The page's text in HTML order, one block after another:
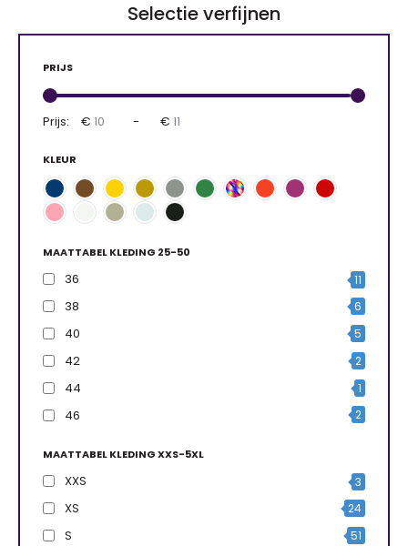
Selectie verfijnen
PRIJS
Prijs: € - €
KLEUR
MAATTABEL KLEDING 25-50
36 11
38 6
40 5
42 2
44 1
46 2
MAATTABEL KLEDING XXS-5XL
XXS 3
XS 24
S 51